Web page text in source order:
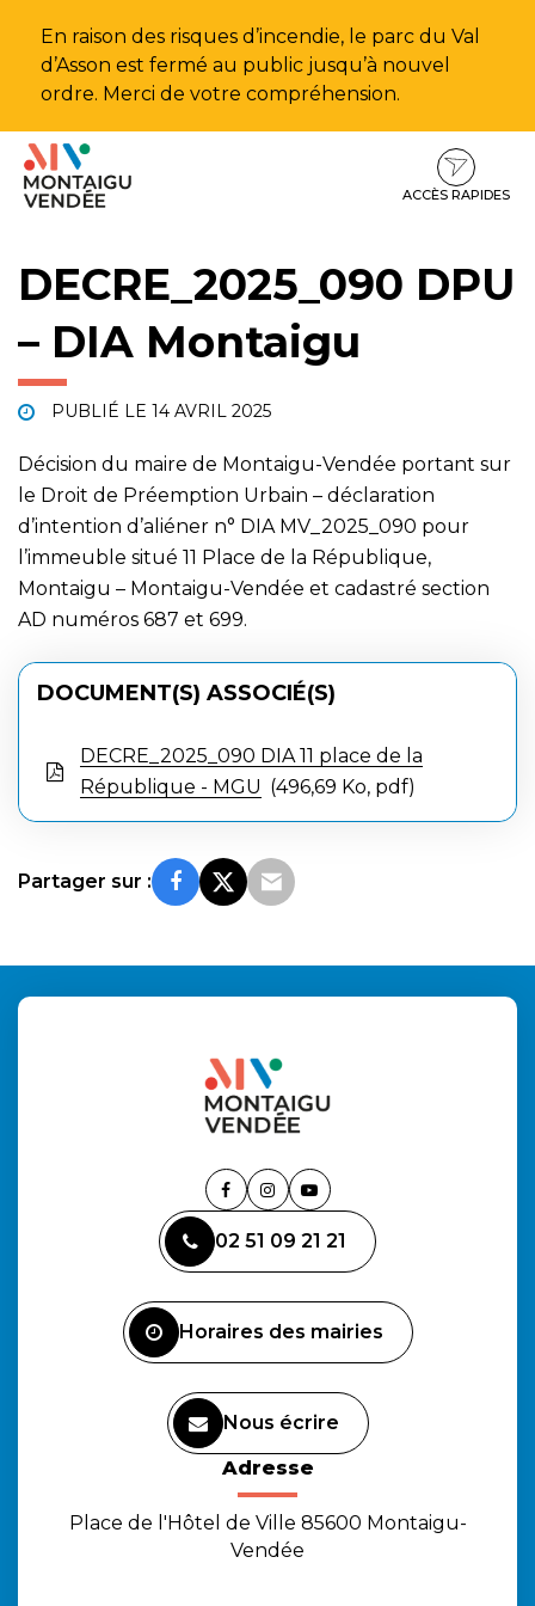
En raison des risques d’incendie, le parc du Val
d’Asson est fermé au public jusqu’à nouvel
ordre. Merci de votre compréhension.
Aller
Aller
contenu
Aller
pied
ACCÈS RAPIDES
DECRE_2025_090 DPU
– DIA Montaigu
PUBLIÉ LE 14 AVRIL 2025
Décision du maire de Montaigu-Vendée portant sur
le Droit de Préemption Urbain – déclaration
d’intention d’aliéner n° DIA MV_2025_090 pour
l’immeuble situé 11 Place de la République,
Montaigu – Montaigu-Vendée et cadastré section
AD numéros 687 et 699.
DOCUMENT(S) ASSOCIÉ(S)
DECRE_2025_090 DIA 11 place de la
République - MGU
496,69 Ko, pdf
Partager sur :
Lien
le
compte
Lien
le
compte
Lien
la
chaîne
02 51 09 21 21
Horaires des mairies
Nous écrire
Adresse
Place de l'Hôtel de Ville 85600 Montaigu-
Vendée